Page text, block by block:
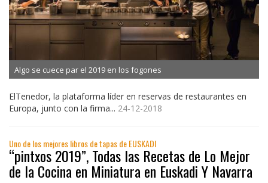
Algo se cuece par el 2019 en los fogones
ElTenedor, la plataforma líder en reservas de restaurantes en
Europa, junto con la firma... 24-12-2018
Uno de los mejores libros de tapas de EUSKADI
“pintxos 2019”, Todas las Recetas de Lo Mejor
de la Cocina en Miniatura en Euskadi Y Navarra